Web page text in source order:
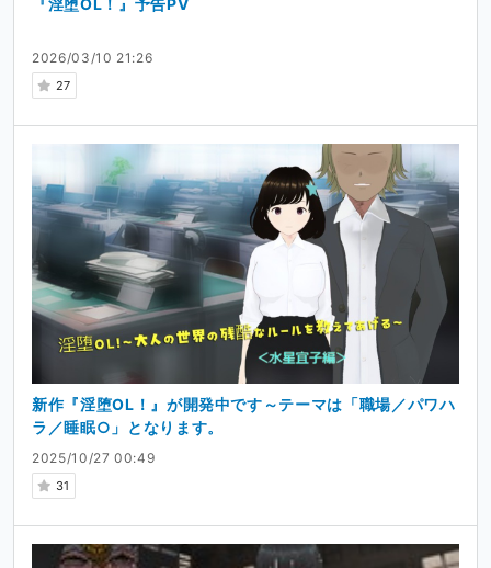
2026/03/10 21:26
27
2025/10/27 00:49
31
新作『淫堕OL！』が開発中です～テーマは「職場／パワハ
ラ／睡眠○」となります。